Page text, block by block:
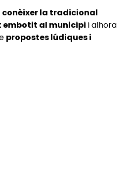
conèixer la tradicional
embotit al municipi i alhora
propostes lúdiques i